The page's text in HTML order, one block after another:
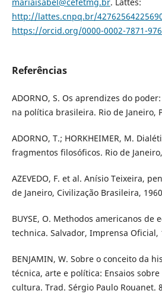
http://lattes.cnpq.br/
https://orcid.org/0000-0002-7871-
Referências
ADORNO, S. Os aprendizes do
na política brasileira. Rio de Janeiro,
ADORNO, T.; HORKHEIMER, M.
fragmentos filosóficos. Rio de
AZEVEDO, F. et al. Anísio Teixeira,
de Janeiro, Civilização Brasileira,
BUYSE, O. Methodos americanos de
technica. Salvador, Imprensa Oficial,
BENJAMIN, W. Sobre o conceito da
técnica, arte e política: Ensaios
cultura. Trad. Sérgio Paulo Rouanet.